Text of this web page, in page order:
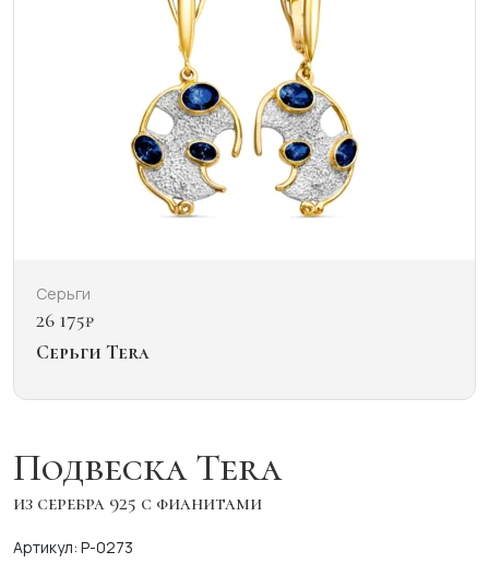
Серьги
26 175₽
Серьги Tera
Подвеска Tera
из серебра 925 с фианитами
Артикул: P-0273